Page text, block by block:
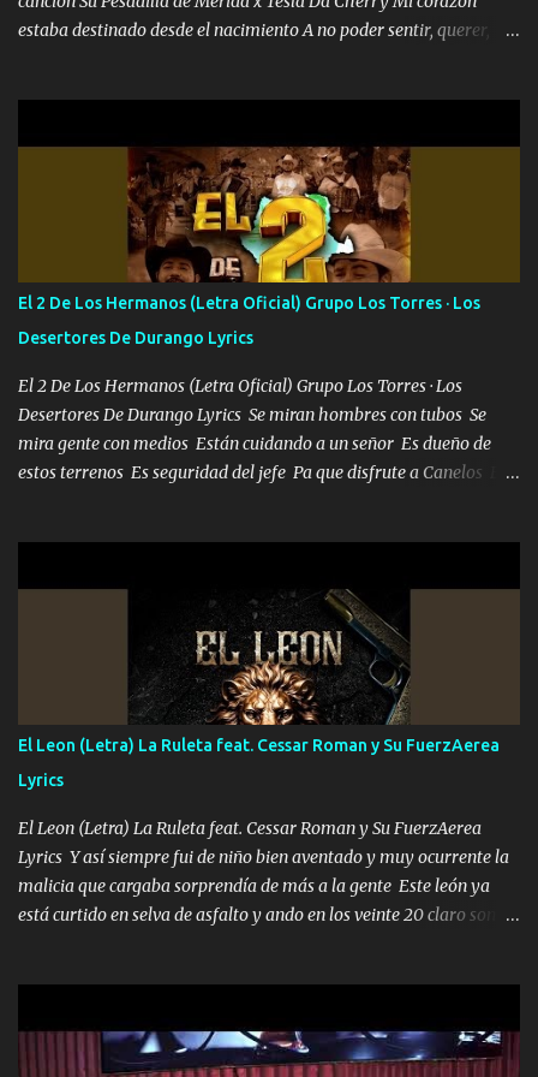
estaba destinado desde el nacimiento A no poder sentir, querer,
algunas que no lo entiendan Porque ahora soy su pesadilla, lo sé
Soy yo la octava maravilla, no lo niegues Tengo de rodillas a otras
cien Y por más que quieran no me detienen Soy yo la mente que
más brilla, lo ves Pa' mi la vida es tan sencilla No lo entenderías en
tu vida, y está bien Porque lo que tengo nadie lo tiene Una me está
escribiendo y la otra me va a llamar Quiere que vaya a verla y que
la invite a cenar Otras más me están pidiendo que las saque a
bailar Pero es que tengo un par de conciertos más que llenar Se
mueven solo por el interés P...
El 2 De Los Hermanos (Letra Oficial) Grupo Los Torres · Los
Desertores De Durango Lyrics
El 2 De Los Hermanos (Letra Oficial) Grupo Los Torres · Los
Desertores De Durango Lyrics Se miran hombres con tubos Se
mira gente con medios Están cuidando a un señor Es dueño de
estos terrenos Es seguridad del jefe Pa que disfrute a Canelos Es
ni tampoco las mujeres porque es platica de grandes por eso hay
que estar alegres doy las instrucciones para atender los deberes
Música Si es que salta algún problema de confianza tengo gente
ahí está el Hombre Cuarenta y también Pariente 7 arreglan
cualquier problema no más es cuestión que ordené NOS HACE
FALTA UN HERMANO DE CLAVE ERA EL 24 SIEMPRE FUE UN
HOMBRE VALIENTE POR ALGO M'URIÓ PELEAND0 SIEMPRE
VIO POR LA FAMILIA PARA QUE SIGA EL LEGADO Es el DOS de
los HERMANOS un cerebro inteligente y com...
El Leon (Letra) La Ruleta feat. Cessar Roman y Su FuerzAerea
Lyrics
El Leon (Letra) La Ruleta feat. Cessar Roman y Su FuerzAerea
Lyrics Y así siempre fui de niño bien aventado y muy ocurrente la
malicia que cargaba sorprendía de más a la gente Este león ya
está curtido en selva de asfalto y ando en los veinte 20 claro son
pa más pues hay charola les voy a dar hasta topar pues no hay de
otra Música Surcando bien mi camino voy por mi línea no veo a